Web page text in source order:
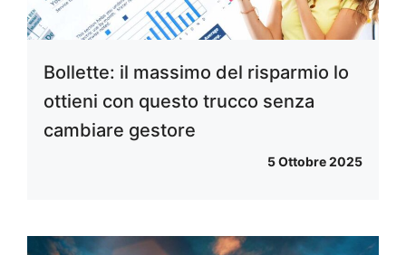
Bollette: il massimo del risparmio lo
ottieni con questo trucco senza
cambiare gestore
5 Ottobre 2025